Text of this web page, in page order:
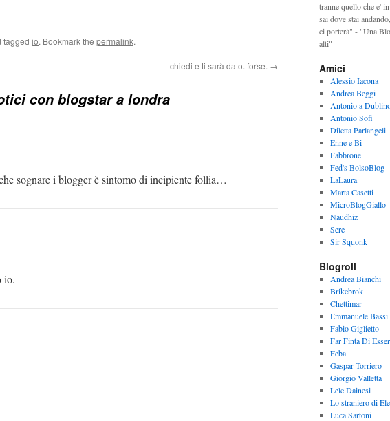
tagged io. Bookmark the permalink.
chiedi e ti sarà dato. forse. →
con blogstar a londra
sognare i blogger è sintomo di incipiente follia…
io.
tranne quello che e'
sai dove stai
ci porterà" - "Una
alti"
Amici
Alessio Iacona
Andrea Beggi
Antonio a
Antonio Sofi
Diletta Parlangeli
Enne e Bi
Fabbrone
Fed's BolsoBlog
LaLaura
Marta Casetti
MicroBlogGiallo
Naudhiz
Sere
Sir Squonk
Blogroll
Andrea Bianchi
Brikebrok
Chettimar
Emmanuele Bassi
Fabio Giglietto
Far Finta Di
Feba
Gaspar Torriero
Giorgio Valletta
Lele Dainesi
Lo straniero di
Luca Sartoni